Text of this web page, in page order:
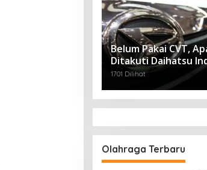
Belum Pakai CVT,
Ditakuti Daihatsu
1701 Dilihat
Olahraga Terbaru